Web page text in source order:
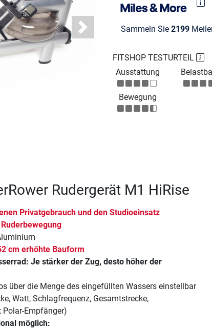
Next Sammeln Sie 2199
FITSHOP TESTURTEIL
Ausstattung
Bewegung
Rudergerät M1 HiRise
Privatgebrauch und den Studioeinsatz
cm erhöhte Bauform
Je stärker der Zug, desto höher der
über die Menge des eingefüllten Wassers einstellbar
Watt, Schlagfrequenz, Gesamtstrecke,
Polar-Empfänger)
möglich: